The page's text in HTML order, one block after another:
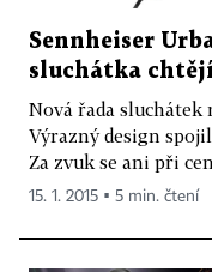
Sennheiser
sluchátka
Nová řada
Výrazný design
Za zvuk se ani při
15. 1. 2015 ▪ 5 min. čtení